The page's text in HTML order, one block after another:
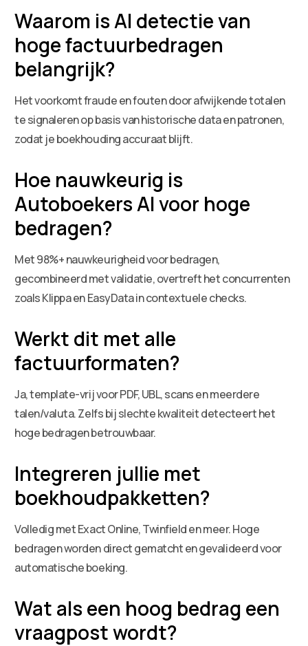
Waarom is AI detectie van
hoge factuurbedragen
belangrijk?
Het voorkomt fraude en fouten door afwijkende totalen
te signaleren op basis van historische data en patronen,
zodat je boekhouding accuraat blijft.
Hoe nauwkeurig is
Autoboekers AI voor hoge
bedragen?
Met 98%+ nauwkeurigheid voor bedragen,
gecombineerd met validatie, overtreft het concurrenten
zoals Klippa en EasyData in contextuele checks.
Werkt dit met alle
factuurformaten?
Ja, template-vrij voor PDF, UBL, scans en meerdere
talen/valuta. Zelfs bij slechte kwaliteit detecteert het
hoge bedragen betrouwbaar.
Integreren jullie met
boekhoudpakketten?
Volledig met Exact Online, Twinfield en meer. Hoge
bedragen worden direct gematcht en gevalideerd voor
automatische boeking.
Wat als een hoog bedrag een
vraagpost wordt?